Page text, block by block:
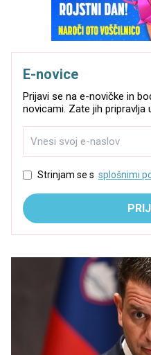
E-novice
Prijavi se na e-novičke in
novicami. Zate jih pripravlja
Strinjam se s splošnimi